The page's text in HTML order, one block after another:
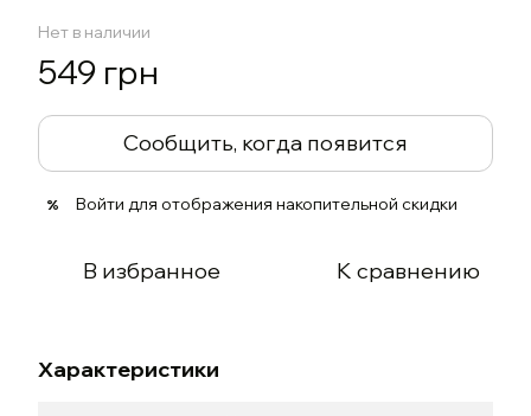
Нет в наличии
549 грн
Сообщить, когда появится
% Войти для отображения накопительной скидки
В избранное К сравнению
Характеристики